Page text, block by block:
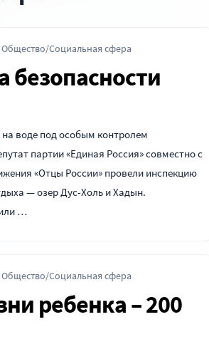
Общество/Социальная сфера
безопасности
на воде под особым контролем
партии «Единая Россия» совместно с
«Отцы России» провели инспекцию
— озер Дус-Холь и Хадын.
…
Общество/Социальная сфера
ребенка – 200